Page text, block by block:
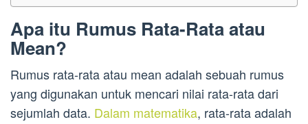
Apa itu Rumus Rata-Rata atau
Mean?
Rumus rata-rata atau mean adalah sebuah rumus
yang digunakan untuk mencari nilai rata-rata dari
sejumlah data. Dalam matematika, rata-rata adalah